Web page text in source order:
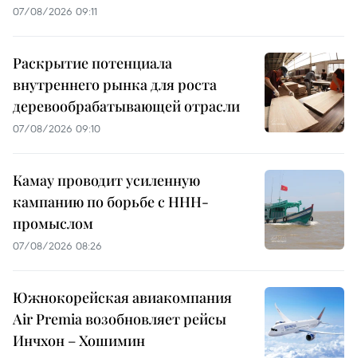
07/08/2026 09:11
Раскрытие потенциала
внутреннего рынка для роста
деревообрабатывающей отрасли
07/08/2026 09:10
Камау проводит усиленную
кампанию по борьбе с ННН-
промыслом
07/08/2026 08:26
Южнокорейская авиакомпания
Air Premia возобновляет рейсы
Инчхон – Хошимин